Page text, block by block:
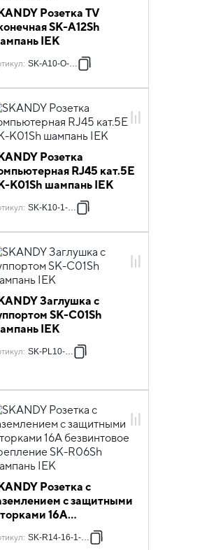
Розетка TV
SK-A12Sh
IEK
: SK-A10-O-K37
Розетка
RJ45 кат.5E
K01Sh шампань IEK
: SK-K10-1-K37
Заглушка с
SK-C01Sh
IEK
: SK-PL10-K37
Розетка с
с защитными
16А
крепление
R06Sh шампань IEK
: SK-R14-16-1-K37